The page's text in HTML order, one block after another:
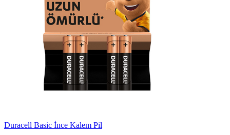
Duracell Basic İnce Kalem Pil